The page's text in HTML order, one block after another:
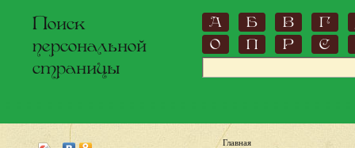
Поиск
персональной
страницы
А Б В
Г
О
П Р С
Главная